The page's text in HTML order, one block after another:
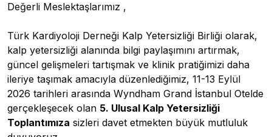
Değerli Meslektaşlarımız ,
Türk Kardiyoloji Derneği Kalp Yetersizliği Birliği olarak,
kalp yetersizliği alanında bilgi paylaşımını artırmak,
güncel gelişmeleri tartışmak ve klinik pratiğimizi daha
ileriye taşımak amacıyla düzenlediğimiz, 11-13 Eylül
2026 tarihleri arasında Wyndham Grand İstanbul Otelde
gerçekleşecek olan 5. Ulusal Kalp Yetersizliği
Toplantımıza sizleri davet etmekten büyük mutluluk